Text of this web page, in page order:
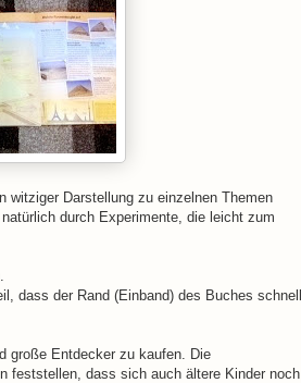
witziger Darstellung zu einzelnen Themen
durch Experimente, die leicht zum
dass der Rand (Einband) des Buches schnell
große Entdecker zu kaufen. Die
feststellen, dass sich auch ältere Kinder noch